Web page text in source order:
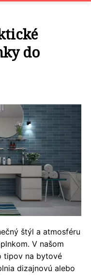
do
štýl a atmosféru
V našom
tipov na bytové
dizajnovú alebo